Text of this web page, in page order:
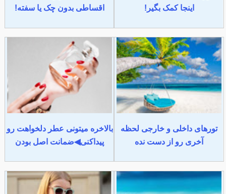
اینجا کمک بگیر!
اقساطی بدون چک یا سفته!
تورهای داخلی و خارجی لحظه
آخری رو از دست نده
بالاخره میتونی عطر دلخواهت رو
پیداکنی◀ضمانت اصل بودن